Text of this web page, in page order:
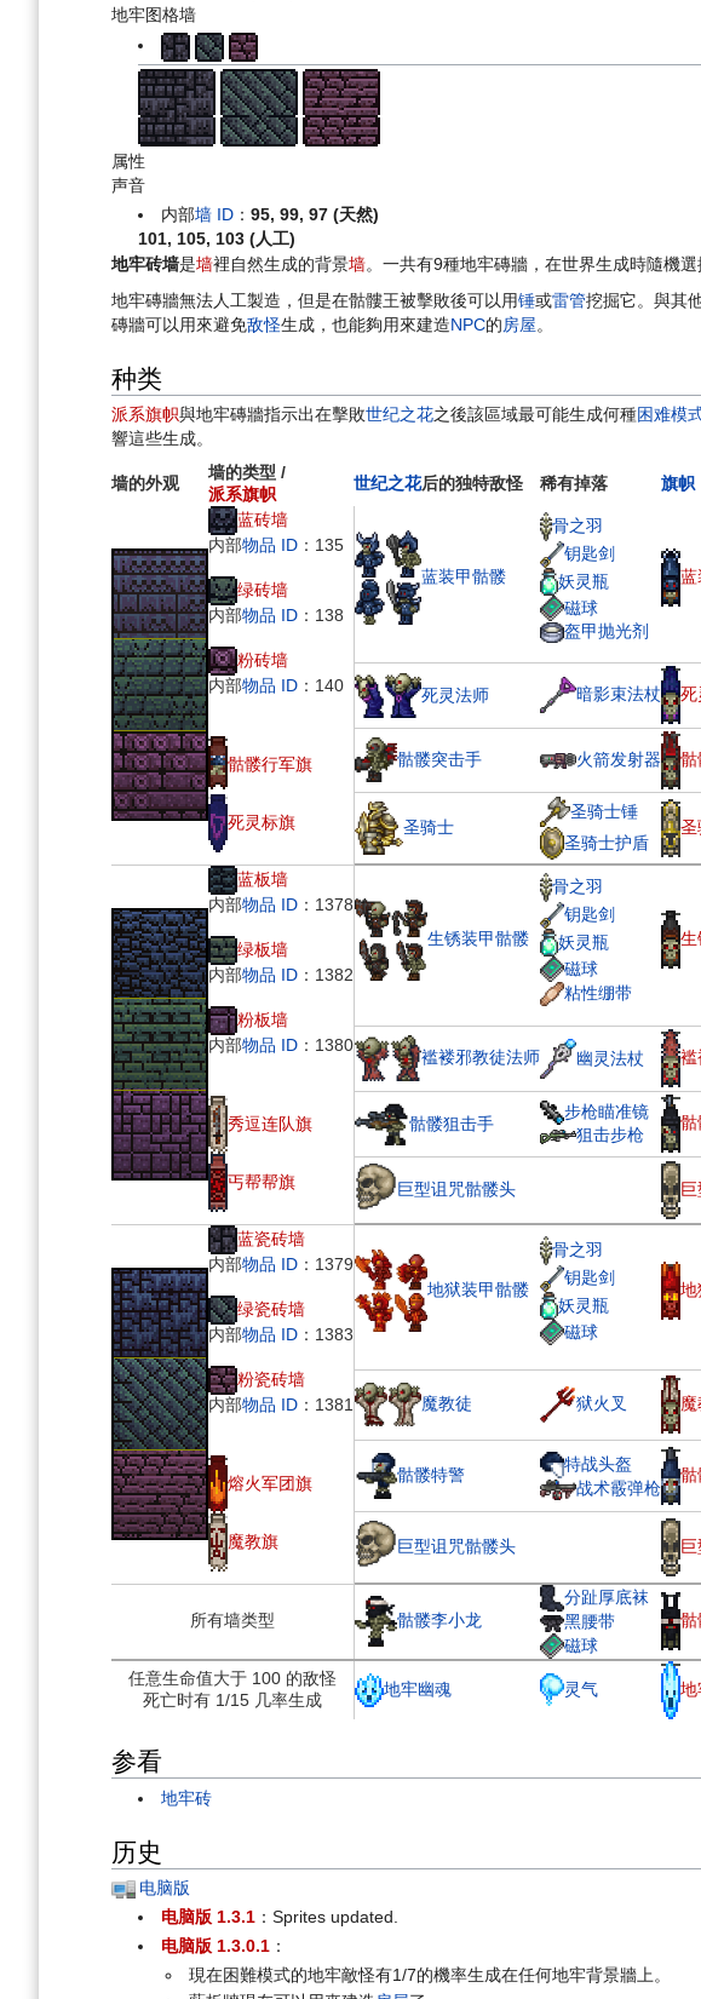
地牢图格墙
属性
声音
内部墙 ID ：95, 99, 97 (天然)
101, 105, 103 (人工)
地牢砖墙是墙裡自然生成的背景墙。一共有9種地牢磚牆，在世界生成時隨機
地牢磚牆無法人工製造，但是在骷髏王被擊敗後可以用锤或雷管挖掘它。與其
磚牆可以用來避免敌怪生成，也能夠用來建造NPC的房屋。
种类
派系旗帜與地牢磚牆指示出在擊敗世纪之花之後該區域最可能生成何種困难模
響這些生成。
墙的外观
墙的类型 /
派系旗帜
世纪之花后的独特敌怪 稀有掉落
旗帜
蓝砖墙
内部物品 ID ：135
绿砖墙
内部物品 ID ：138
粉砖墙
内部物品 ID ：140
骷髅行军旗
死灵标旗
蓝装甲骷髅
骨之羽
钥匙剑
妖灵瓶
磁球
盔甲抛光剂
蓝
死灵法师 暗影束法杖 死
骷髅突击手 火箭发射器 骷
圣骑士
圣骑士锤
圣骑士护盾
圣
蓝板墙
内部物品 ID ：1378
绿板墙
内部物品 ID ：1382
粉板墙
内部物品 ID ：1380
秀逗连队旗
丐帮帮旗
生锈装甲骷髅
骨之羽
钥匙剑
妖灵瓶
磁球
粘性绷带
生
褴褛邪教徒法师 幽灵法杖 褴
骷髅狙击手
步枪瞄准镜
狙击步枪
骷
巨型诅咒骷髅头
蓝瓷砖墙
内部物品 ID ：1379
绿瓷砖墙
内部物品 ID ：1383
粉瓷砖墙
内部物品 ID ：1381
熔火军团旗
魔教旗
地狱装甲骷髅
骨之羽
钥匙剑
妖灵瓶
磁球
地
魔教徒 狱火叉
骷髅特警
特战头盔
战术霰弹枪
骷
巨型诅咒骷髅头
所有墙类型 骷髅李小龙
分趾厚底袜
黑腰带
磁球
骷
任意生命值大于 100 的敌怪
死亡时有 1/15 几率生成
地牢幽魂 灵气 地
参看
地牢砖
历史
电脑版
电脑版 1.3.1 ：Sprites updated.
电脑版 1.3.0.1 ：
現在困難模式的地牢敵怪有1/7的機率生成在任何地牢背景牆上。